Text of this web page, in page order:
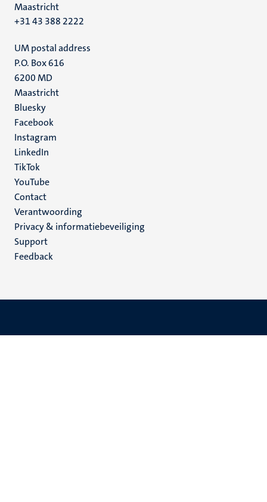
Maastricht
+31 43 388 2222
UM postal address
P.O. Box 616
6200 MD
Maastricht
Social
media
Bluesky
Facebook
Instagram
LinkedIn
TikTok
YouTube
Menu
footer
(NL)
Contact
Verantwoording
Privacy & informatiebeveiliging
Support
Feedback